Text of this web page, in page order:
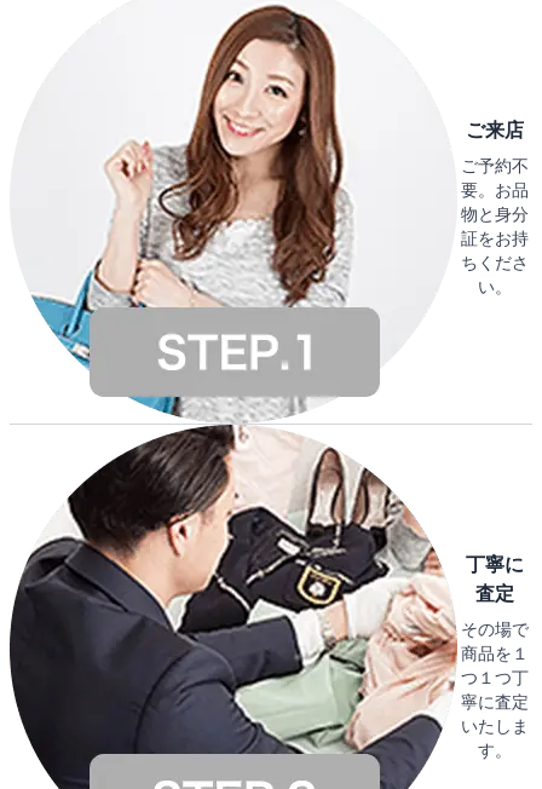
ご来店
ご予約不
要。お品
物と身分
証をお持
ちくださ
い。
丁寧に
査定
その場で
商品を１
つ１つ丁
寧に査定
いたしま
す。